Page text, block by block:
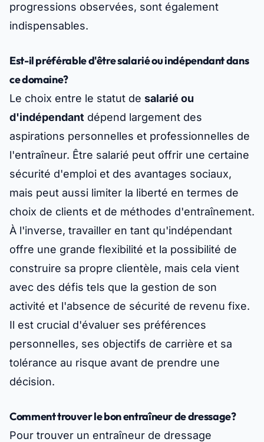
progressions observées, sont également
indispensables.
Est-il préférable d'être salarié ou indépendant dans
ce domaine?
Le choix entre le statut de salarié ou
d'indépendant dépend largement des
aspirations personnelles et professionnelles de
l'entraîneur. Être salarié peut offrir une certaine
sécurité d'emploi et des avantages sociaux,
mais peut aussi limiter la liberté en termes de
choix de clients et de méthodes d'entraînement.
À l'inverse, travailler en tant qu'indépendant
offre une grande flexibilité et la possibilité de
construire sa propre clientèle, mais cela vient
avec des défis tels que la gestion de son
activité et l'absence de sécurité de revenu fixe.
Il est crucial d'évaluer ses préférences
personnelles, ses objectifs de carrière et sa
tolérance au risque avant de prendre une
décision.
Comment trouver le bon entraîneur de dressage?
Pour trouver un entraîneur de dressage